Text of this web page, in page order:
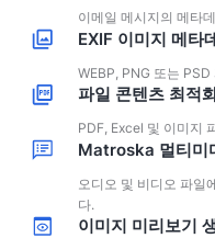
이메일 메시지의 메타
EXIF 이미지 메타
WEBP, PNG 또는
파일 콘텐츠 최적
PDF, Excel 및 이미지
Matroska 멀티미
오디오 및 비디오 파일
다.
이미지 미리보기